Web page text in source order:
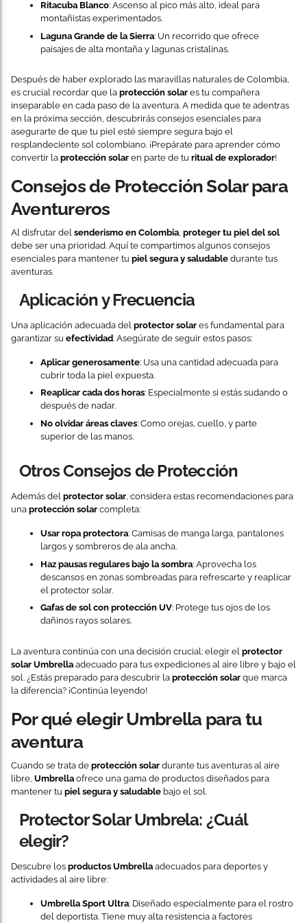
Ritacuba Blanco: Ascenso al pico más alto, ideal para
montañistas experimentados.
Laguna Grande de la Sierra: Un recorrido que ofrece
paisajes de alta montaña y lagunas cristalinas.
Después de haber explorado las maravillas naturales de Colombia,
es crucial recordar que la protección solar es tu compañera
inseparable en cada paso de la aventura. A medida que te adentras
en la próxima sección, descubrirás consejos esenciales para
asegurarte de que tu piel esté siempre segura bajo el
resplandeciente sol colombiano. ¡Prepárate para aprender cómo
convertir la protección solar en parte de tu ritual de explorador!
Consejos de Protección Solar para
Aventureros
Al disfrutar del senderismo en Colombia, proteger tu piel del sol
debe ser una prioridad. Aquí te compartimos algunos consejos
esenciales para mantener tu piel segura y saludable durante tus
aventuras.
Aplicación y Frecuencia
Una aplicación adecuada del protector solar es fundamental para
garantizar su efectividad. Asegúrate de seguir estos pasos:
Aplicar generosamente: Usa una cantidad adecuada para
cubrir toda la piel expuesta.
Reaplicar cada dos horas: Especialmente si estás sudando o
después de nadar.
No olvidar áreas claves: Como orejas, cuello, y parte
superior de las manos.
Otros Consejos de Protección
Además del protector solar, considera estas recomendaciones para
una protección solar completa:
Usar ropa protectora: Camisas de manga larga, pantalones
largos y sombreros de ala ancha.
Haz pausas regulares bajo la sombra: Aprovecha los
descansos en zonas sombreadas para refrescarte y reaplicar
el protector solar.
Gafas de sol con protección UV: Protege tus ojos de los
dañinos rayos solares.
La aventura continúa con una decisión crucial: elegir el protector
solar Umbrella adecuado para tus expediciones al aire libre y bajo el
sol. ¿Estás preparado para descubrir la protección solar que marca
la diferencia? ¡Continúa leyendo!
Por qué elegir Umbrella para tu
aventura
Cuando se trata de protección solar durante tus aventuras al aire
libre, Umbrella ofrece una gama de productos diseñados para
mantener tu piel segura y saludable bajo el sol.
Protector Solar Umbrela: ¿Cuál
elegir?
Descubre los productos Umbrella adecuados para deportes y
actividades al aire libre:
Umbrella Sport Ultra: Diseñado especialmente para el rostro
del deportista. Tiene muy alta resistencia a factores